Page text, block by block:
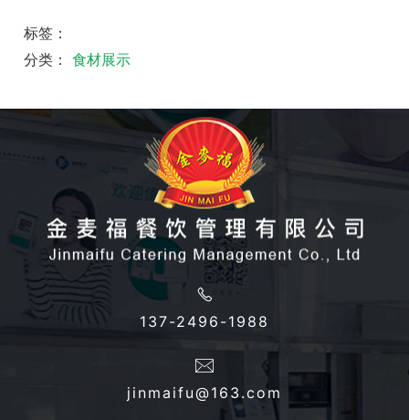
标签：
分类： 食材展示
137-2496-1988
jinmaifu@163.com